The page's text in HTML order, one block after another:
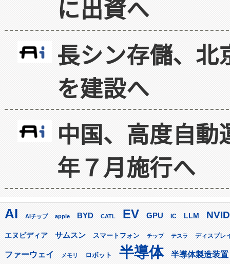
に出資へ
長シン存儲、北
を建設へ
中国、高度自
年７月施行へ
AI AIチップ apple BYD CATL EV GPU IC LLM
エヌビディア サムスン スマートフォン チップ テスラ ディスプレ
ファーウェイ メモリ ロボット 半導体 半導体製造装置